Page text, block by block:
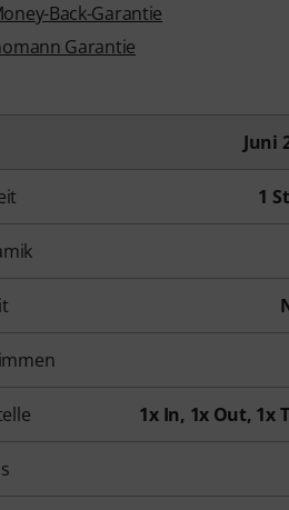
Back-Garantie
Garantie
Juni
1
1x In, 1x Out, 1x